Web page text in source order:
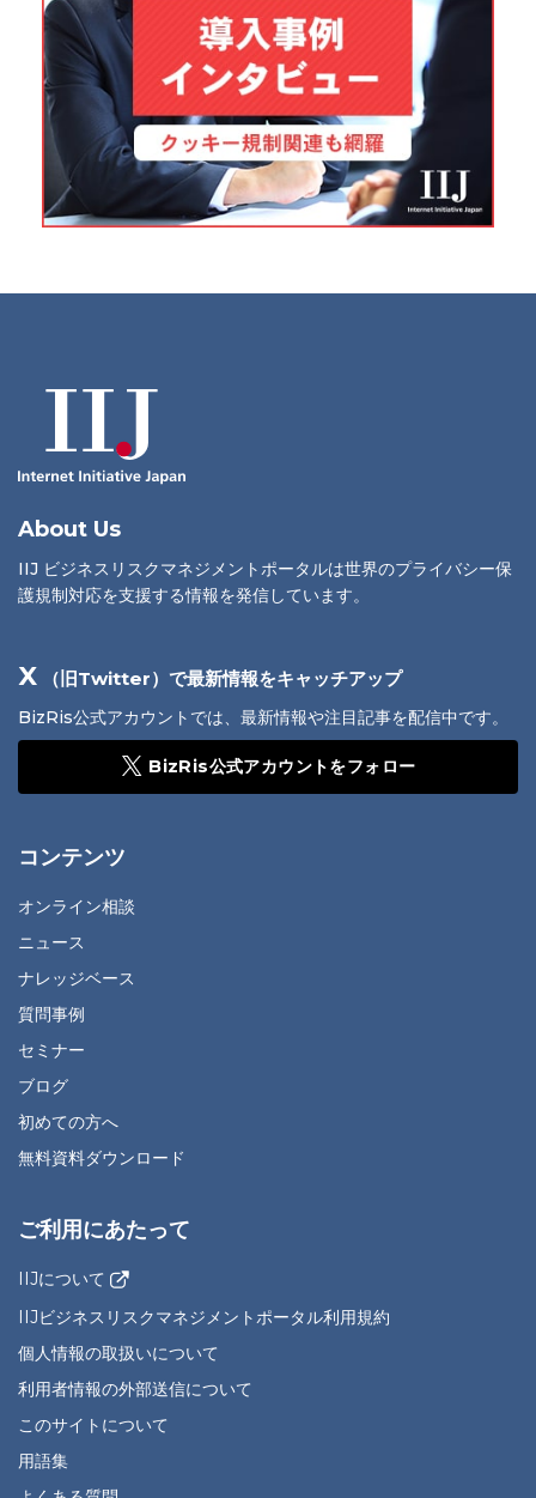
About Us
IIJ ビジネスリスクマネジメントポータルは世界のプライバシー保
護規制対応を支援する情報を発信しています。
X （旧Twitter）で最新情報をキャッチアップ
BizRis公式アカウントでは、最新情報や注目記事を配信中です。
BizRis公式アカウントをフォロー
コンテンツ
オンライン相談
ニュース
ナレッジベース
質問事例
セミナー
ブログ
初めての方へ
無料資料ダウンロード
ご利用にあたって
IIJについて
IIJビジネスリスクマネジメントポータル利用規約
個人情報の取扱いについて
利用者情報の外部送信について
このサイトについて
用語集